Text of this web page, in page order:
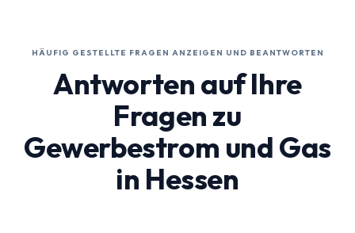
HÄUFIG GESTELLTE FRAGEN ANZEIGEN UND BEANTWORTEN
Antworten auf Ihre
Fragen zu
Gewerbestrom und Gas
in Hessen